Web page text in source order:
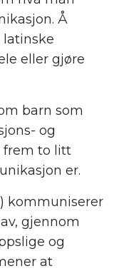
Å
eller gjøre
barn som
og
frem to litt
er.
kommuniserer
gjennom
og
at